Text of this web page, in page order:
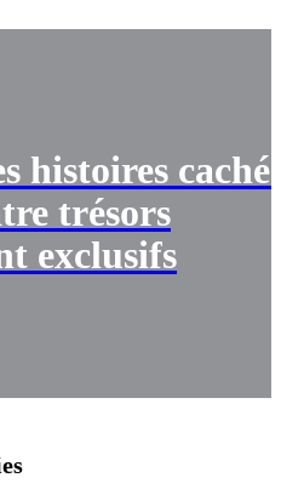
histoires
trésors
exclusifs